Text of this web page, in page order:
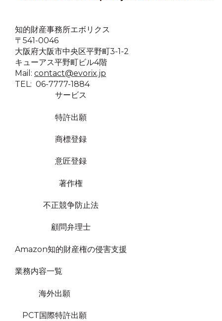
知的財産事務所エボリクス
〒541-0046
大阪府大阪市中央区平野町3-1-2
キューアス平野町ビル4階
Mail: contact@evorix.jp
TEL: 06-7777-1884
サービス
特許出願
商標登録
意匠登録
著作権
不正競争防止法
顧問弁理士
Amazon知的財産権の侵害支援
業務内容一覧
海外出願
PCT国際特許出願